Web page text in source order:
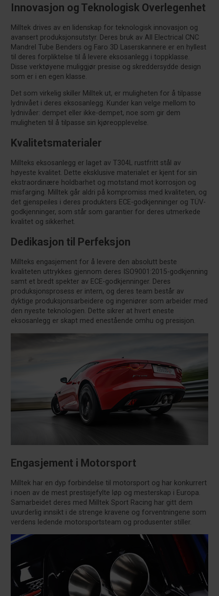
Innovasjon og Teknologisk Overlegenhet
Milltek drives av en lidenskap for teknologisk innovasjon og
avansert produksjonsutstyr. Deres bruk av All Electrical CNC
Mandrel Tube Benders og Faro 3D Laserskannere er en hyllest
til deres forpliktelse til å levere eksosanlegg i toppklasse.
Disse verktøyene muliggjør presise og skreddersydde design
som er i en egen klasse.
Det som virkelig skiller Milltek ut, er muligheten for å tilpasse
lydnivået i deres eksosanlegg. Kunder kan velge mellom to
lydnivåer: dempet eller ikke-dempet, noe som gir dem
muligheten til å tilpasse sin kjøreopplevelse.
Kvalitetsmaterialer
Millteks eksosanlegg er laget av T304L rustfritt stål av
høyeste kvalitet. Dette eksklusive materialet er kjent for sin
ekstraordinære holdbarhet og motstand mot korrosjon og
misfarging. Milltek går aldri på kompromiss med kvaliteten, og
det gjenspeiles i deres produkters ECE-godkjenninger og TÜV-
godkjenninger, som står som garantier for deres utmerkede
kvalitet og sikkerhet.
Dedikasjon til Perfeksjon
Millteks engasjement for å levere den absolutt beste
kvaliteten uttrykkes gjennom deres ISO9001:2015-godkjenning
samt et bredt spekter av ECE-godkjenninger. Deres
produksjonsprosess er intern, og deres team består av
dyktige produksjonsarbeidere og ingeniører som arbeider med
den nyeste teknologien. Dette sikrer at hvert eneste
eksosanlegg er skapt med enestående omhu og presisjon.
Engasjement i Motorsport
Milltek har en dyp forbindelse til motorsport og har konkurrert
i noen av de mest prestisjefylte løp og mesterskap i Europa.
Samarbeidet deres med Milltek Sport Racing har gitt dem
uvurderlig innsikt i de strenge kravene og forventningene som
verdens ledende motorsportsteam og produsenter stiller.